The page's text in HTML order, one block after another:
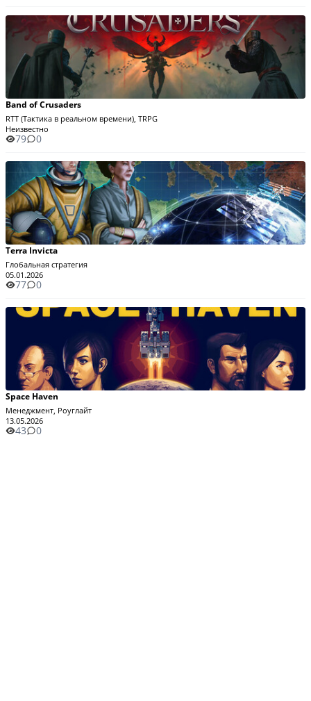
Band of Crusaders
RTT (Тактика в реальном времени), TRPG
Неизвестно
79 0
Terra Invicta
Глобальная стратегия
05.01.2026
77 0
Space Haven
Менеджмент, Роуглайт
13.05.2026
43 0